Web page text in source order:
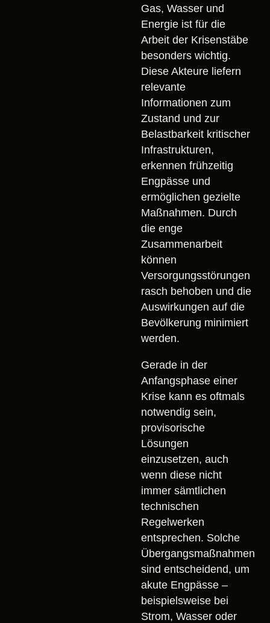
Gas, Wasser und
Energie ist für die
Arbeit der Krisenstäbe
besonders wichtig.
Diese Akteure liefern
relevante
Informationen zum
Zustand und zur
Belastbarkeit kritischer
Infrastrukturen,
erkennen frühzeitig
Engpässe und
ermöglichen gezielte
Maßnahmen. Durch
die enge
Zusammenarbeit
können
Versorgungsstörungen
rasch behoben und die
Auswirkungen auf die
Bevölkerung minimiert
werden.
Gerade in der
Anfangsphase einer
Krise kann es oftmals
notwendig sein,
provisorische
Lösungen
einzusetzen, auch
wenn diese nicht
immer sämtlichen
technischen
Regelwerken
entsprechen. Solche
Übergangsmaßnahmen
sind entscheidend, um
akute Engpässe –
beispielsweise bei
Strom, Wasser oder